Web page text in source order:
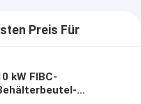
Preis Für
kW FIBC-